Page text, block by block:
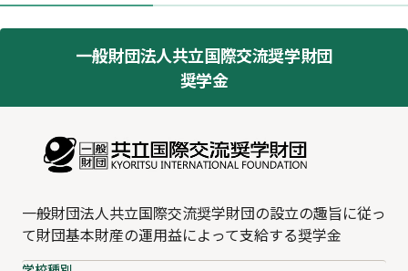
​一般財団法人共立国際交流奨学財団
奨学金
一般財団法人共立国際交流奨学財団の設立の趣旨に従っ
て財団基本財産の運用益によって支給する奨学金